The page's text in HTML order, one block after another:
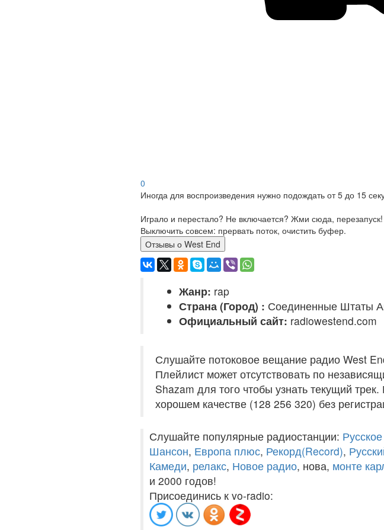
0
Иногда для воспроизведения нужно подождать от 5 до 15
Играло и перестало? Не включается? Жми сюда, перезапуск!
Выключить совсем: прервать поток, очистить буфер.
Отзывы о West End
Жанр: rap
Страна (Город) : Соединенные Штаты
Официальный сайт: radiowestend.com
Слушайте потоковое вещание радио West
Плейлист может отсутствовать по
Shazam для того чтобы узнать текущий
хорошем качестве (128 256 320) без
Слушайте популярные радиостанции:
Шансон, Европа плюс, Рекорд(Record),
Камеди, релакс, Новое радио, нова, монте
и 2000 годов!
Присоединись к vo-radio: